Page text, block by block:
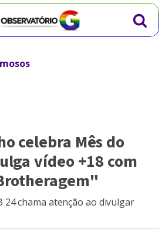
celebra Mês do
vídeo +18 com
24 chama atenção ao divulgar